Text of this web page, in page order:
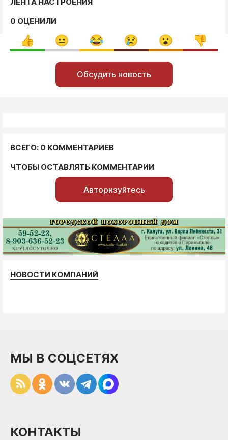
0 ОЦЕНИЛИ
Обсудить новость
ВСЕГО: 0 КОММЕНТАРИЕВ
ЧТОБЫ ОСТАВЛЯТЬ КОММЕНТАРИИ
Авторизуйтесь
НОВОСТИ КОМПАНИЙ
МЫ В СОЦСЕТЯХ
КОНТАКТЫ